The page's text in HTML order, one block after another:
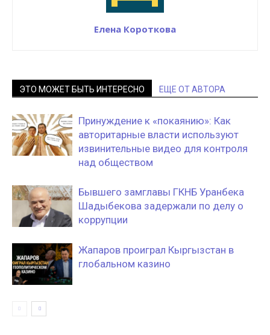
Елена Короткова
ЭТО МОЖЕТ БЫТЬ ИНТЕРЕСНО ЕЩЕ ОТ АВТОРА
Принуждение к «покаянию»: Как
авторитарные власти используют
извинительные видео для контроля
над обществом
Бывшего замглавы ГКНБ Уранбека
Шадыбекова задержали по делу о
коррупции
Жапаров проиграл Кыргызстан в
глобальном казино